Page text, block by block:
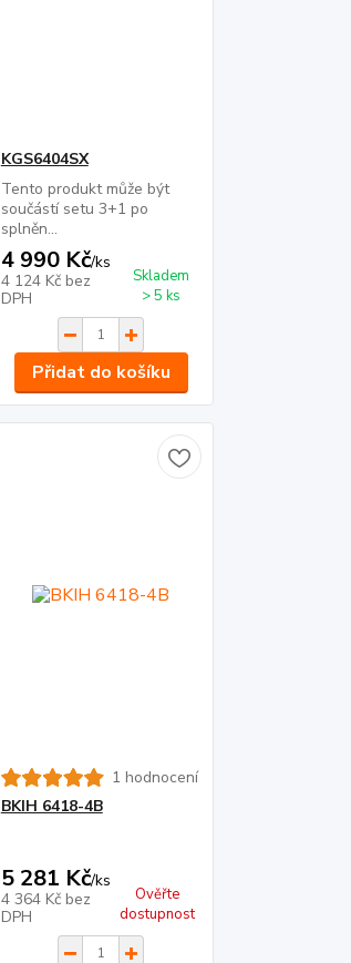
KGS6404SX
Tento produkt může být
součástí setu 3+1 po
splněn...
4 990 Kč/ks
4 124 Kč bez
DPH
Skladem
> 5 ks
Přidat do košíku
1 hodnocení
BKIH 6418-4B
5 281 Kč/ks
4 364 Kč bez
DPH
Ověřte
dostupnost